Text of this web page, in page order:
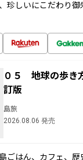
珍しいにこだわり
０５ 地球の歩
訂版
島旅
2026.08.06 発売
ごはん、カフェ、